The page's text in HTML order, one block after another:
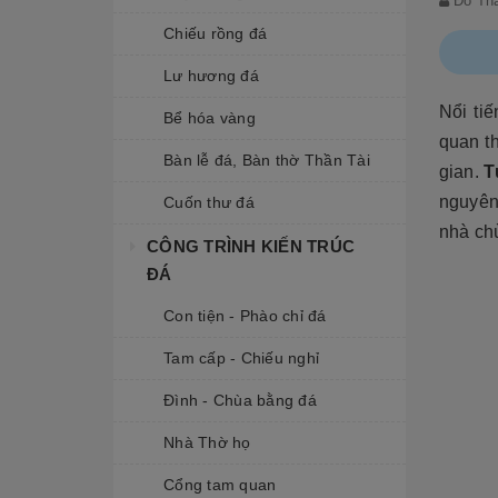
Chiếu rồng đá
Lư hương đá
Bể hóa vàng
Bàn lễ đá, Bàn thờ Thần Tài
Cuốn thư đá
CÔNG TRÌNH KIẾN TRÚC
ĐÁ
Con tiện - Phào chỉ đá
Tam cấp - Chiếu nghỉ
Đình - Chùa bằng đá
Nhà Thờ họ
Cổng tam quan
Nổi
quan
gian.
nhà